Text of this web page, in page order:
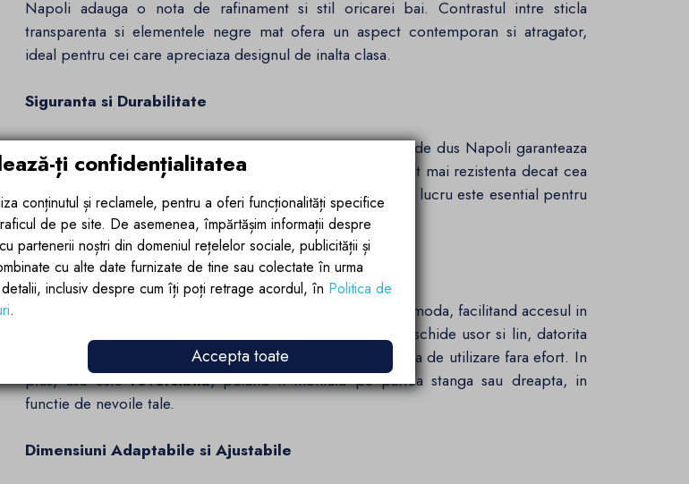
Napoli adauga o nota de rafinament si stil oricarei bai. Contrastul intre sticla
transparenta si elementele negre mat ofera un aspect contemporan si atragator,
ideal pentru cei care apreciaza designul de inalta clasa.
Siguranta si Durabilitate
Fabricata dinsticla securizata de 6 mm grosime, usa de dus Napoli garanteaza
siguranta si rezistenta in utilizare. Sticla securizata este mult mai rezistenta decat cea
obisnuita, reducand semnificativ riscul de accidente. Acest lucru este esential pentru
un mediu umed si solicitant cum este baia.
Functionalitate si Confort
Tipul de deschidere batanta ofera o utilizare extrem de comoda, facilitand accesul in
cabina de dus fara a ocupa spatiu suplimentar. Usa se deschide usor si lin, datorita
mecanismului de calitate superioara, asigurand o experienta de utilizare fara efort. In
plus, usa estereversibila, putand fi montata pe partea stanga sau dreapta, in
functie de nevoile tale.
Dimensiuni Adaptabile si Ajustabile
ți confidențialitatea
conținutul și reclamele, pentru a oferi funcționalități specifice
de pe site. De asemenea, împărtășim informații despre
partenerii noștri din domeniul rețelelor sociale, publicității și
cu alte date furnizate de tine sau colectate în urma
inclusiv despre cum îți poți retrage acordul, în Politica de
.
Accepta toate